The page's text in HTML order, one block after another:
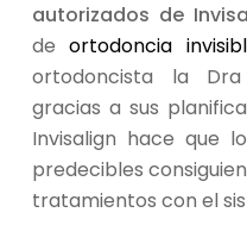
autorizados de
deortodoncia
ortodoncista la Dra
gracias a sus
Invisalign hace que
predecibles
tratamientos con el